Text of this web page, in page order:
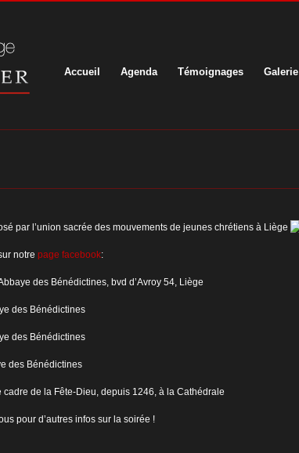
Accueil Agenda Témoignages Galerie
par l’union sacrée des mouvements de jeunes chrétiens à Liège
notre page facebook:
des Bénédictines, bvd d’Avroy 54, Liège
des Bénédictines
des Bénédictines
des Bénédictines
de la Fête-Dieu, depuis 1246, à la Cathédrale
pour d’autres infos sur la soirée !